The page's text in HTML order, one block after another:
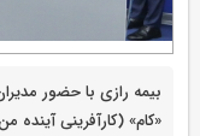
بیمه رازی با حضور
«کام» (کارآفرینی آینده